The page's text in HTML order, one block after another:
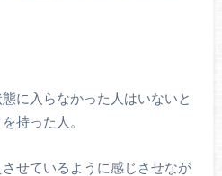
に入らなかった人はいないと
持った人。
せているように感じさせなが